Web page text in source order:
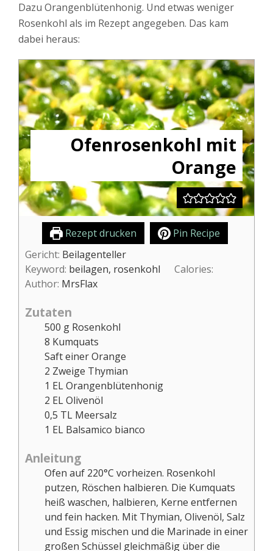
Dazu Orangenblütenhonig. Und etwas weniger
Rosenkohl als im Rezept angegeben. Das kam
dabei heraus:
Ofenrosenkohl mit
Orange
Rezept drucken
Pin Recipe
Gericht: Beilagenteller
Keyword: beilagen, rosenkohl
Calories:
Author: MrsFlax
Zutaten
500 g Rosenkohl
8 Kumquats
Saft einer Orange
2 Zweige Thymian
1 ELOrangenblütenhonig
2 ELOlivenöl
0,5 TL Meersalz
1 EL Balsamico bianco
Anleitung
Ofen auf 220°C vorheizen. Rosenkohl
putzen, Röschen halbieren. Die Kumquats
heiß waschen, halbieren, Kerne entfernen
und fein hacken. Mit Thymian, Olivenöl, Salz
und Essig mischen und die Marinade in einer
großen Schüssel gleichmäßig über die